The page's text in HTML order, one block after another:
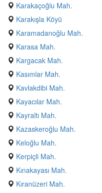
Karakaçoğlu Mah.
Karakışla Köyü
Karamadanoğlu Mah.
Karasa Mah.
Kargacak Mah.
Kasımlar Mah.
Kavlakdibi Mah.
Kayacılar Mah.
Kayraltı Mah.
Kazaskeroğlu Mah.
Keloğlu Mah.
Kerpiçli Mah.
Kınakayası Mah.
Kıranüzeri Mah.